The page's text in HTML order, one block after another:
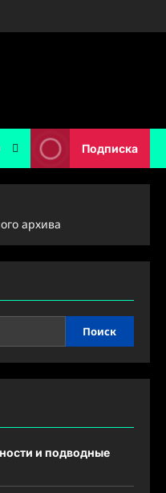
Подписка
архива
Поиск
и подводные